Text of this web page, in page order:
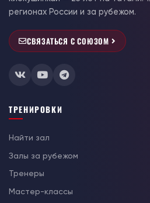
регионах России и за рубежом.
СВЯЗАТЬСЯ С СОЮЗОМ
ТРЕНИРОВКИ
Найти зал
Залы за рубежом
Тренеры
Мастер-классы